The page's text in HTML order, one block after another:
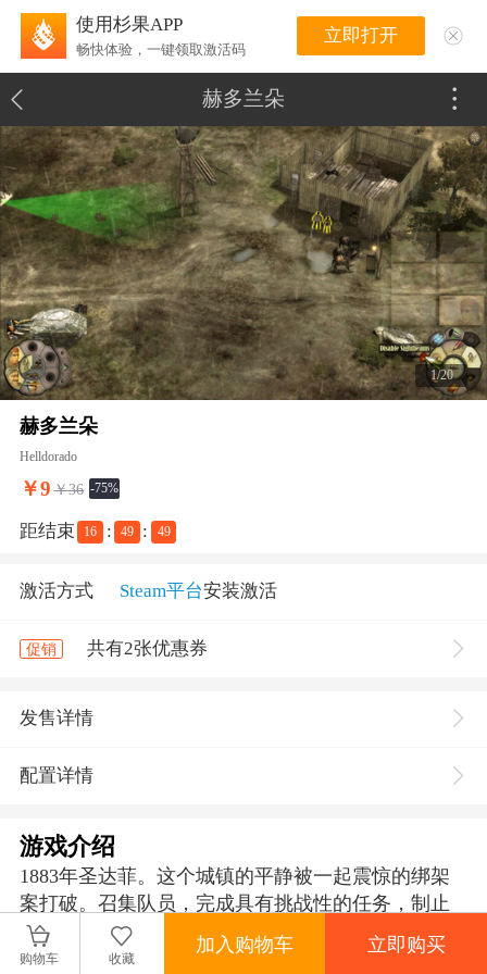
使用杉果APP
畅快体验，一键领取激活码
立即打开
赫多兰朵
1/20
赫多兰朵
Helldorado
￥9 ￥36 -75%
距结束 16 : 49 : 49
激活方式 Steam平台安装激活
促销 共有2张优惠券
发售详情
配置详情
游戏介绍
1883年圣达菲。这个城镇的平静被一起震惊的绑架
案打破。召集队员，完成具有挑战性的任务，制止
不法之徒企图敲诈勒索和复仇的行为。捕获装载掠
夺品的火车，躲避酒吧战斗，越狱，以及枪战！游
购物车 收藏
加入购物车 立即购买